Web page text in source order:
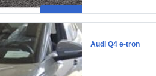
Audi Q4 e-tron